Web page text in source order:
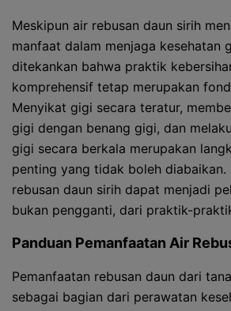
Meskipun air rebusan daun sirih
manfaat dalam menjaga kesehatan
ditekankan bahwa praktik
komprehensif tetap merupakan
Menyikat gigi secara teratur,
gigi dengan benang gigi, dan
gigi secara berkala merupakan
penting yang tidak boleh diabaikan.
rebusan daun sirih dapat menjadi
bukan pengganti, dari praktik-
Panduan Pemanfaatan Air
Pemanfaatan rebusan daun dari
sebagai bagian dari perawatan